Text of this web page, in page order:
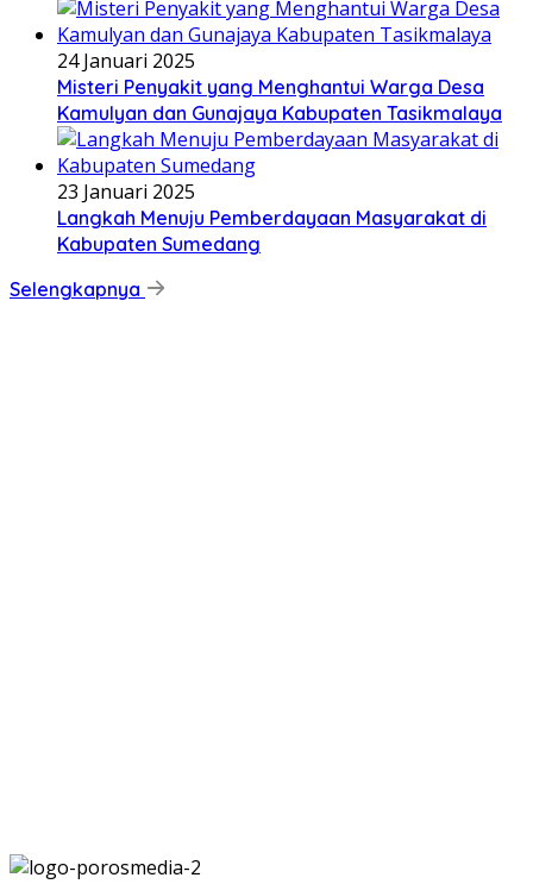
24 Januari 2025
Misteri Penyakit yang Menghantui Warga Desa
Kamulyan dan Gunajaya Kabupaten Tasikmalaya
23 Januari 2025
Langkah Menuju Pemberdayaan Masyarakat di
Kabupaten Sumedang
Selengkapnya